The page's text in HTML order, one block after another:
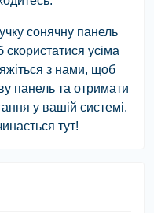
сонячну панель
усіма
з нами, щоб
панель та отримати
у вашій системі.
тут!